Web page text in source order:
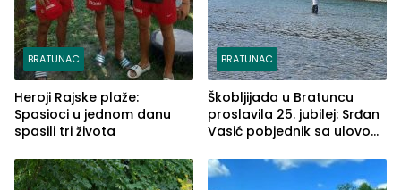
BRATUNAC
Heroji Rajske plaže:
Spasioci u jednom danu
spasili tri života
BRATUNAC
Škobljijada u Bratuncu
proslavila 25. jubilej: Srđan
Vasić pobjednik sa ulovom